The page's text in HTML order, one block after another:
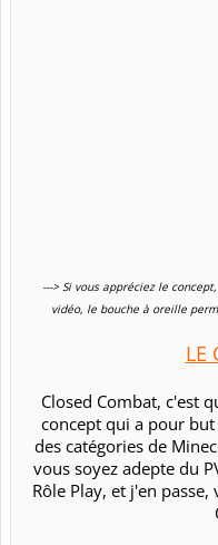
---> Si vous appréciez le
vidéo, le bouche à oreille
LE
Closed Combat, c'est
concept qui a pour
des catégories de
vous soyez adepte du
Rôle Play, et j'en